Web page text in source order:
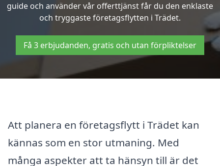
guide och använder vår offerttjänst får du den enklaste
och tryggaste företagsflytten i Trädet.
Få 3 erbjudanden, gratis och utan förpliktelser
Att planera en företagsflytt i Trädet kan
kännas som en stor utmaning. Med
många aspekter att ta hänsyn till är det